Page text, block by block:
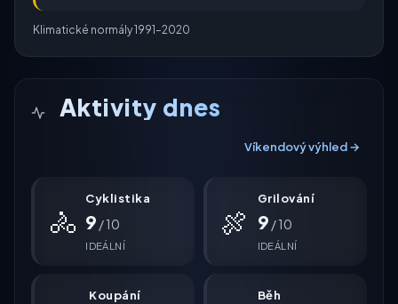
Klimatické normály 1991–2020
Aktivity dnes
Víkendový výhled →
🚴
Cyklistika
9 / 10
IDEÁLNÍ
🍖
Grilování
9 / 10
IDEÁLNÍ
Koupání Běh